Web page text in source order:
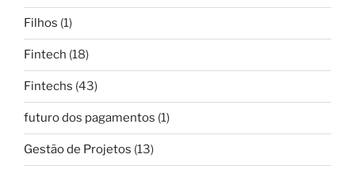
Filhos (1)
Fintech (18)
Fintechs (43)
futuro dos pagamentos (1)
Gestão de Projetos (13)